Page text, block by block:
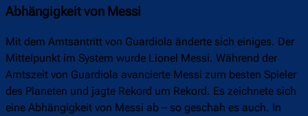
Abhängigkeit von Messi
Mit dem Amtsantritt von Guardiola änderte sich einiges. Der
Mittelpunkt im System wurde Lionel Messi. Während der
Amtszeit von Guardiola avancierte Messi zum besten Spieler
des Planeten und jagte Rekord um Rekord. Es zeichnete sich
eine Abhängigkeit von Messi ab – so geschah es auch. In